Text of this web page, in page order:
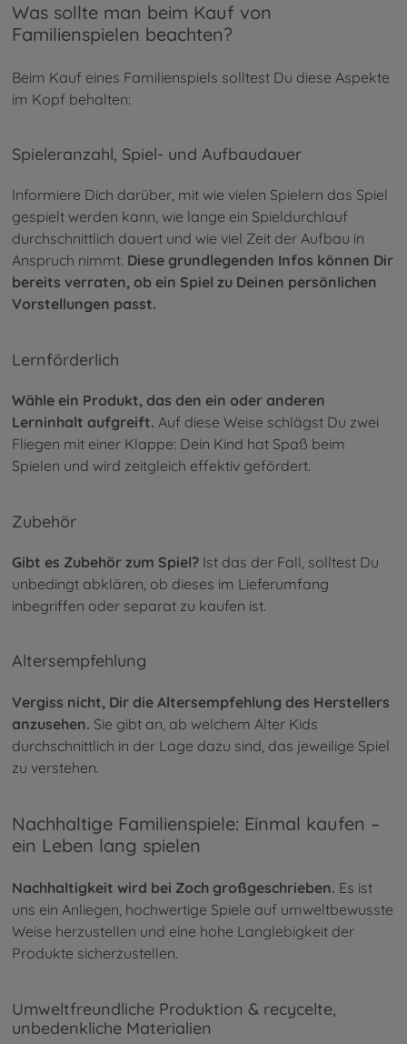
Was sollte man beim Kauf von
Familienspielen beachten?
Beim Kauf eines Familienspiels solltest Du diese Aspekte
im Kopf behalten:
Spieleranzahl, Spiel- und Aufbaudauer
Informiere Dich darüber, mit wie vielen Spielern das Spiel
gespielt werden kann, wie lange ein Spieldurchlauf
durchschnittlich dauert und wie viel Zeit der Aufbau in
Anspruch nimmt. Diese grundlegenden Infos können Dir
bereits verraten, ob ein Spiel zu Deinen persönlichen
Vorstellungen passt.
Lernförderlich
Wähle ein Produkt, das den ein oder anderen
Lerninhalt aufgreift. Auf diese Weise schlägst Du zwei
Fliegen mit einer Klappe: Dein Kind hat Spaß beim
Spielen und wird zeitgleich effektiv gefördert.
Zubehör
Gibt es Zubehör zum Spiel? Ist das der Fall, solltest Du
unbedingt abklären, ob dieses im Lieferumfang
inbegriffen oder separat zu kaufen ist.
Altersempfehlung
Vergiss nicht, Dir die Altersempfehlung des Herstellers
anzusehen. Sie gibt an, ab welchem Alter Kids
durchschnittlich in der Lage dazu sind, das jeweilige Spiel
zu verstehen.
Nachhaltige Familienspiele: Einmal kaufen –
ein Leben lang spielen
Nachhaltigkeit wird bei Zoch großgeschrieben. Es ist
uns ein Anliegen, hochwertige Spiele auf umweltbewusste
Weise herzustellen und eine hohe Langlebigkeit der
Produkte sicherzustellen.
Umweltfreundliche Produktion & recycelte,
unbedenkliche Materialien